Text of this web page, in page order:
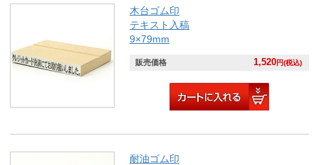
木台ゴム印
テキスト入稿
9×79mm
販売価格 1,520円(税込)
耐油ゴム印